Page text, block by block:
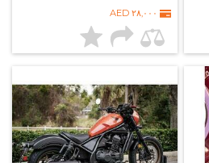
٢٨,٠٠٠ AED